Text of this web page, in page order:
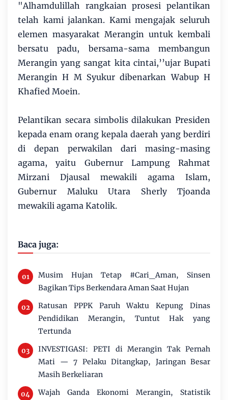
"Alhamdulillah rangkaian prosesi pelantikan
telah kami jalankan. Kami mengajak seluruh
elemen masyarakat Merangin untuk kembali
bersatu padu, bersama-sama membangun
Merangin yang sangat kita cintai,’’ujar Bupati
Merangin H M Syukur dibenarkan Wabup H
Khafied Moein.
Pelantikan secara simbolis dilakukan Presiden
kepada enam orang kepala daerah yang berdiri
di depan perwakilan dari masing-masing
agama, yaitu Gubernur Lampung Rahmat
Mirzani Djausal mewakili agama Islam,
Gubernur Maluku Utara Sherly Tjoanda
mewakili agama Katolik.
Baca juga:
Musim Hujan Tetap #Cari_Aman, Sinsen
Bagikan Tips Berkendara Aman Saat Hujan
Ratusan PPPK Paruh Waktu Kepung Dinas
Pendidikan Merangin, Tuntut Hak yang
Tertunda
INVESTIGASI: PETI di Merangin Tak Pernah
Mati — 7 Pelaku Ditangkap, Jaringan Besar
Masih Berkeliaran
Wajah Ganda Ekonomi Merangin, Statistik